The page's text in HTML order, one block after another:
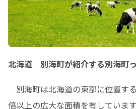
北海道 別海町が紹介する別海町
別海町は北海道の東部に位置す
倍以上の広大な面積を有していま